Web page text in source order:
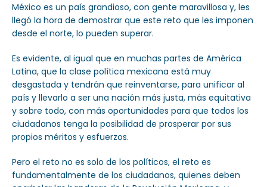
México es un país grandioso, con gente maravillosa y, les
llegó la hora de demostrar que este reto que les imponen
desde el norte, lo pueden superar.
Es evidente, al igual que en muchas partes de América
Latina, que la clase política mexicana está muy
desgastada y tendrán que reinventarse, para unificar al
país y llevarlo a ser una nación más justa, más equitativa
y sobre todo, con más oportunidades para que todos los
ciudadanos tenga la posibilidad de prosperar por sus
propios méritos y esfuerzos.
Pero el reto no es solo de los políticos, el reto es
fundamentalmente de los ciudadanos, quienes deben